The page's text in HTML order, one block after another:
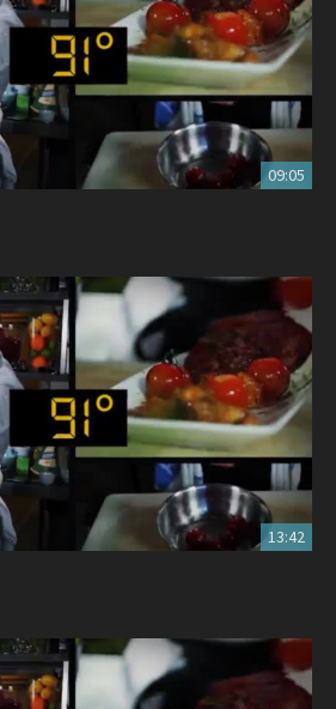
09:05
13:42